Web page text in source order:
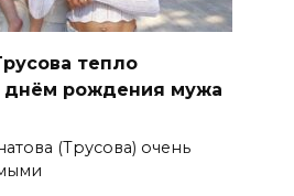
тепло
днём рождения мужа
(Трусова) очень